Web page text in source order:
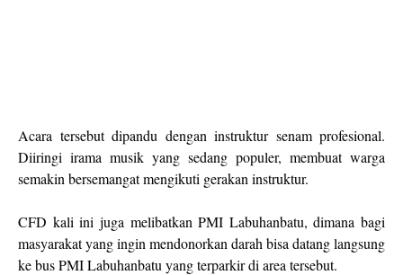
Acara tersebut dipandu dengan instruktur senam profesional.
Diiringi irama musik yang sedang populer, membuat warga
semakin bersemangat mengikuti gerakan instruktur.
CFD kali ini juga melibatkan PMI Labuhanbatu, dimana bagi
masyarakat yang ingin mendonorkan darah bisa datang langsung
ke bus PMI Labuhanbatu yang terparkir di area tersebut.